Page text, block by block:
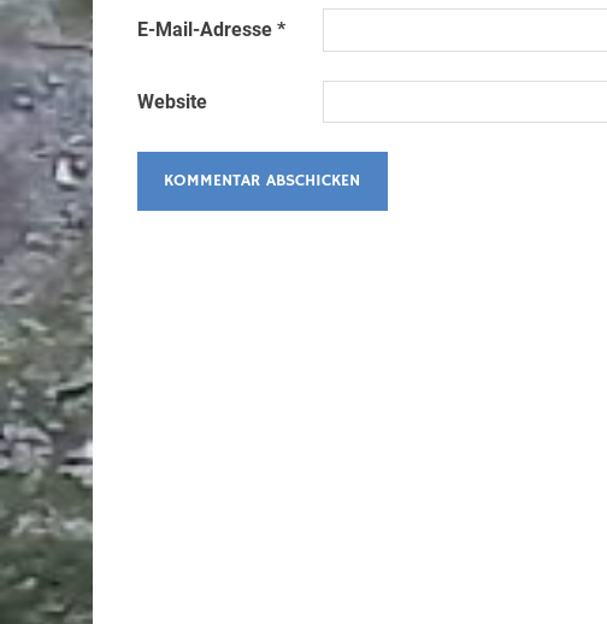
E-Mail-Adresse *
Website